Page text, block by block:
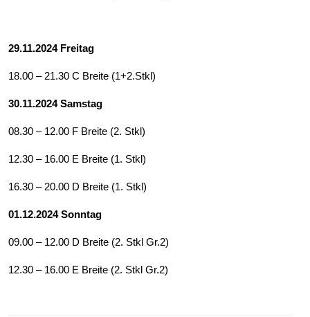
29.11.2024 Freitag
18.00 – 21.30 C Breite (1+2.Stkl)
30.11.2024 Samstag
08.30 – 12.00 F Breite (2. Stkl)
12.30 – 16.00 E Breite (1. Stkl)
16.30 – 20.00 D Breite (1. Stkl)
01.12.2024 Sonntag
09.00 – 12.00 D Breite (2. Stkl Gr.2)
12.30 – 16.00 E Breite (2. Stkl Gr.2)